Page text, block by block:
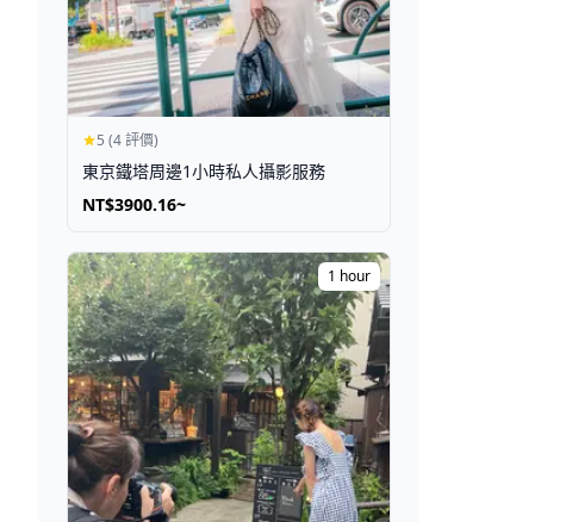
5 (4 評價)
東京鐵塔周邊1小時私人攝影服務
NT$3900.16~
1 hour